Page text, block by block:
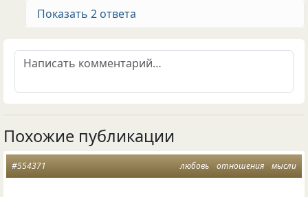
Показать 2 ответа
Похожие публикации
любовь отношения мысли
#554371